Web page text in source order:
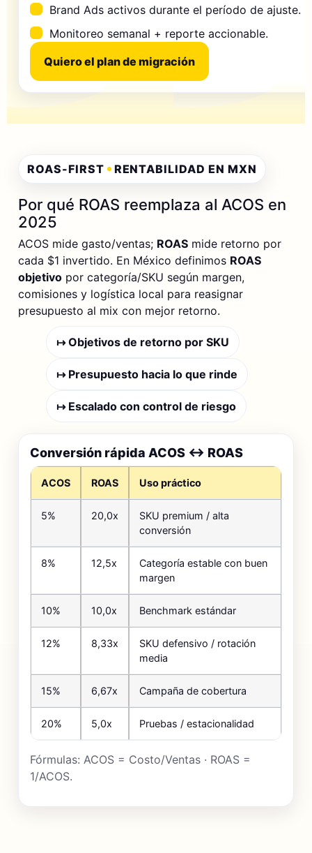
Brand Ads activos durante el período de ajuste.
Monitoreo semanal + reporte accionable.
Quiero el plan de migración
ROAS-FIRST RENTABILIDAD EN MXN
Por qué ROAS reemplaza al ACOS en
2025
ACOS mide gasto/ventas; ROAS mide retorno por
cada $1 invertido. En México definimos ROAS
objetivo por categoría/SKU según margen,
comisiones y logística local para reasignar
presupuesto al mix con mejor retorno.
↦ Objetivos de retorno por SKU
↦ Presupuesto hacia lo que rinde
↦ Escalado con control de riesgo
Conversión rápida ACOS ↔ ROAS
ACOS ROAS Uso práctico
5% 20,0x
SKU premium / alta
conversión
8% 12,5x
Categoría estable con buen
margen
10% 10,0x Benchmark estándar
12% 8,33x
SKU defensivo / rotación
media
15% 6,67x Campaña de cobertura
20% 5,0x Pruebas / estacionalidad
Fórmulas: ACOS = Costo/Ventas · ROAS =
1/ACOS.